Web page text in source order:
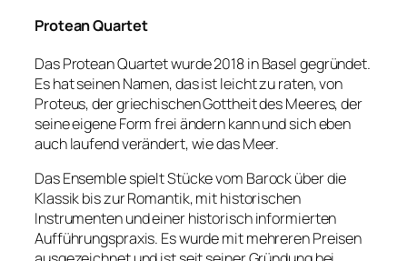
Protean Quartet
Das Protean Quartet wurde 2018 in Basel gegründet.
Es hat seinen Namen, das ist leicht zu raten, von
Proteus, der griechischen Gottheit des Meeres, der
seine eigene Form frei ändern kann und sich eben
auch laufend verändert, wie das Meer.
Das Ensemble spielt Stücke vom Barock über die
Klassik bis zur Romantik, mit historischen
Instrumenten und einer historisch informierten
Aufführungspraxis. Es wurde mit mehreren Preisen